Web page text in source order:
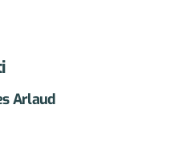
Arlaud